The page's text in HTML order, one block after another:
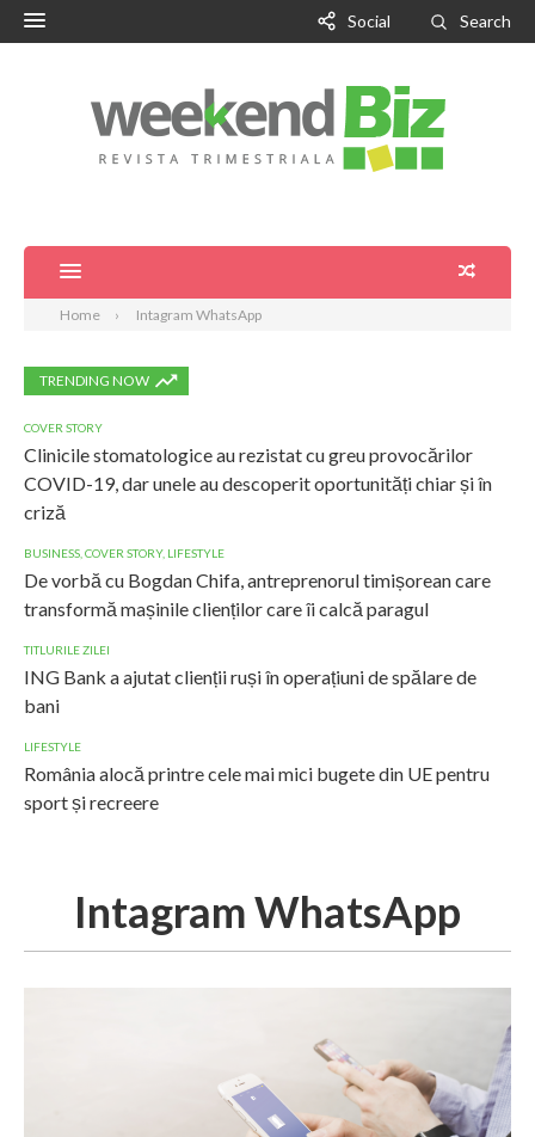
Social Search
Home Intagram WhatsApp
TRENDING NOW
COVER STORY
Clinicile stomatologice au rezistat cu greu provocărilor
COVID-19, dar unele au descoperit oportunități chiar și în
criză
BUSINESS COVER STORY, LIFESTYLE
De vorbă cu Bogdan Chifa, antreprenorul timișorean care
transformă mașinile clienților care îi calcă paragul
TITLURILE ZILEI
ING Bank a ajutat clienții ruși în operațiuni de spălare de
bani
LIFESTYLE
România alocă printre cele mai mici bugete din UE pentru
sport și recreere
Intagram WhatsApp